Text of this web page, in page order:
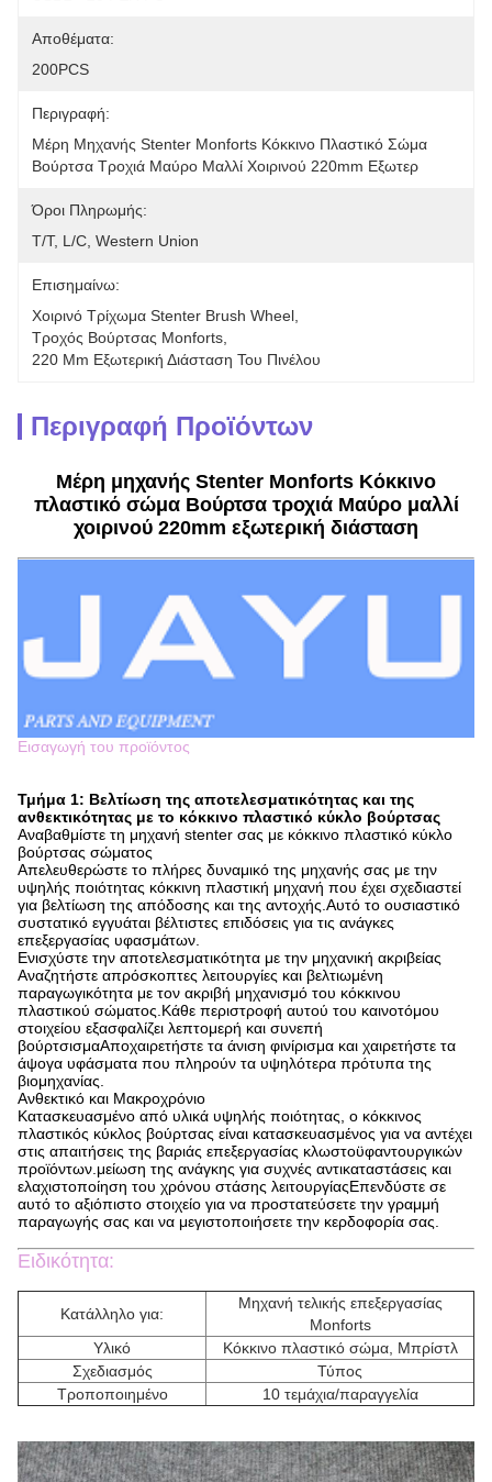
Αποθέματα:
200PCS
Περιγραφή:
Μέρη Μηχανής Stenter Monforts Κόκκινο Πλαστικό Σώμα
Βούρτσα Τροχιά Μαύρο Μαλλί Χοιρινού 220mm Εξωτερ
Όροι Πληρωμής:
T/T, L/C, Western Union
Επισημαίνω:
Χοιρινό Τρίχωμα Stenter Brush Wheel
Τροχός Βούρτσας Monforts
220 Mm Εξωτερική Διάσταση Του Πινέλου
Περιγραφή Προϊόντων
Μέρη μηχανής Stenter Monforts Κόκκινο
πλαστικό σώμα Βούρτσα τροχιά Μαύρο μαλλί
χοιρινού 220mm εξωτερική διάσταση
Εισαγωγή του προϊόντος
Τμήμα 1: Βελτίωση της αποτελεσματικότητας και της
ανθεκτικότητας με το κόκκινο πλαστικό κύκλο βούρτσας
Αναβαθμίστε τη μηχανή stenter σας με κόκκινο πλαστικό κύκλο
βούρτσας σώματος
Απελευθερώστε το πλήρες δυναμικό της μηχανής σας με την
υψηλής ποιότητας κόκκινη πλαστική μηχανή που έχει σχεδιαστεί
για βελτίωση της απόδοσης και της αντοχής.Αυτό το ουσιαστικό
συστατικό εγγυάται βέλτιστες επιδόσεις για τις ανάγκες
επεξεργασίας υφασμάτων.
Ενισχύστε την αποτελεσματικότητα με την μηχανική ακριβείας
Αναζητήστε απρόσκοπτες λειτουργίες και βελτιωμένη
παραγωγικότητα με τον ακριβή μηχανισμό του κόκκινου
πλαστικού σώματος.Κάθε περιστροφή αυτού του καινοτόμου
στοιχείου εξασφαλίζει λεπτομερή και συνεπή
βούρτσισμαΑποχαιρετήστε τα άνιση φινίρισμα και χαιρετήστε τα
άψογα υφάσματα που πληρούν τα υψηλότερα πρότυπα της
βιομηχανίας.
Ανθεκτικό και Μακροχρόνιο
Κατασκευασμένο από υλικά υψηλής ποιότητας, ο κόκκινος
πλαστικός κύκλος βούρτσας είναι κατασκευασμένος για να αντέχει
στις απαιτήσεις της βαριάς επεξεργασίας κλωστοϋφαντουργικών
προϊόντων.μείωση της ανάγκης για συχνές αντικαταστάσεις και
ελαχιστοποίηση του χρόνου στάσης λειτουργίαςΕπενδύστε σε
αυτό το αξιόπιστο στοιχείο για να προστατεύσετε την γραμμή
παραγωγής σας και να μεγιστοποιήσετε την κερδοφορία σας.
Ειδικότητα:
Κατάλληλο για:
Μηχανή τελικής επεξεργασίας
Monforts
Υλικό
Κόκκινο πλαστικό σώμα, Μπρίστλ
Σχεδιασμός
Τύπος
Τροποποιημένο
10 τεμάχια/παραγγελία